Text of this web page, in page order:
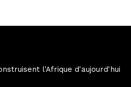
l'Afrique d'aujourd'hui